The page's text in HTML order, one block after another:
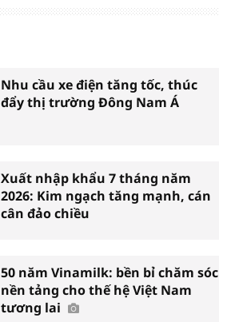
Nhu cầu xe điện tăng tốc, thúc
đẩy thị trường Đông Nam Á
Xuất nhập khẩu 7 tháng năm
2026: Kim ngạch tăng mạnh, cán
cân đảo chiều
50 năm Vinamilk: bền bỉ chăm sóc
nền tảng cho thế hệ Việt Nam
tương lai